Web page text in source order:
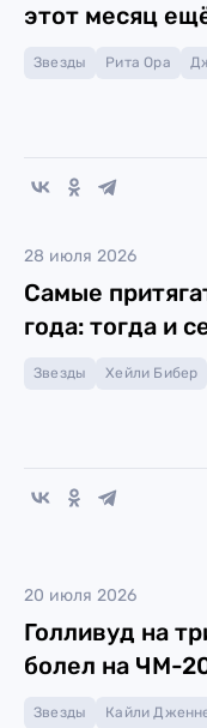
этот месяц
Звезды Рита Ора
28 июля 2026
Самые
года: тогда и
Звезды Хейли Бибер
20 июля 2026
Голливуд на
болел на ЧМ-
Звезды Кайли